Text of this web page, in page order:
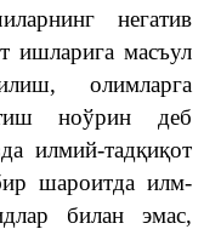
негатив
ишларига масъул
олимларга
ноўрин деб
илмий-тадқиқот
шароитда илм-
билан эмас,